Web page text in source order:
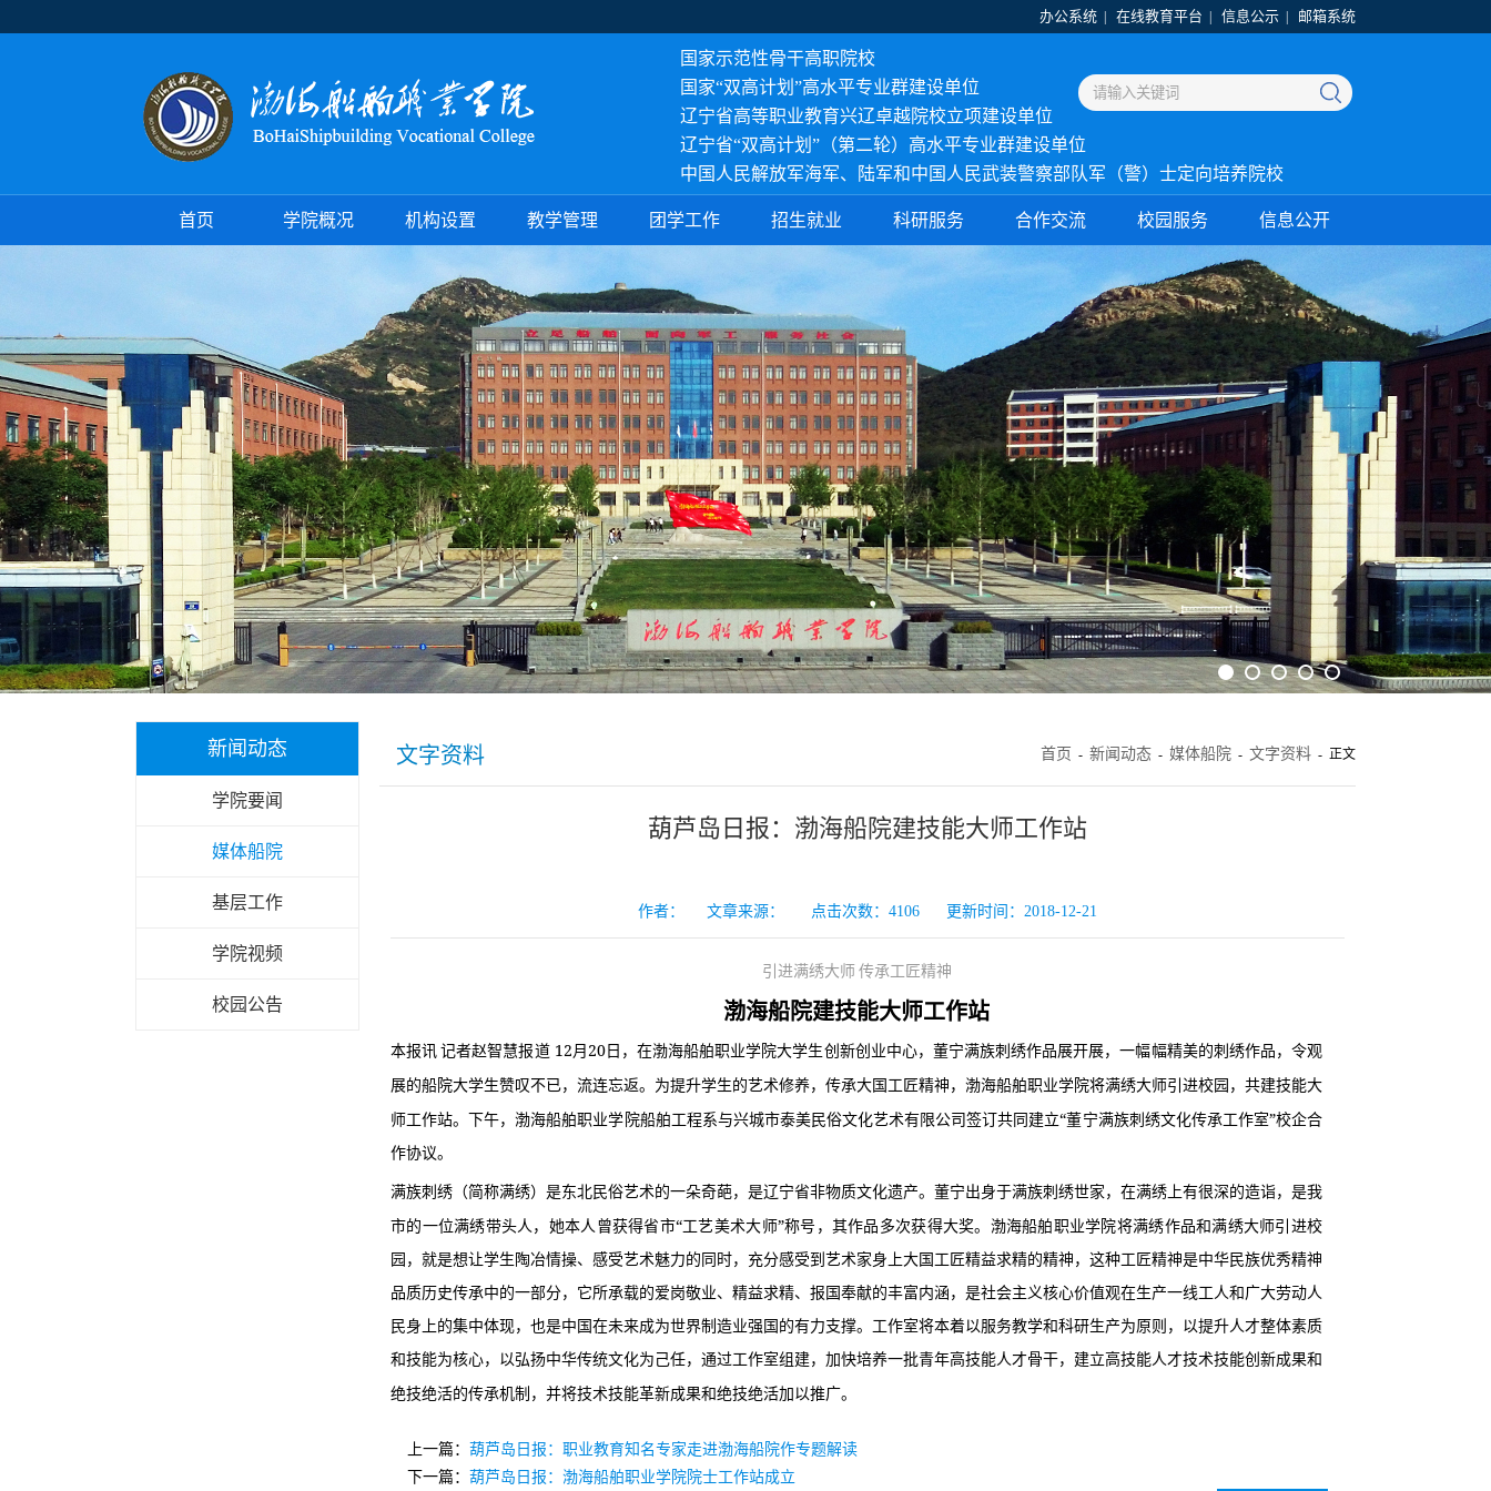
办公系统 在线教育平台 信息公示 邮箱系统
国家示范性骨干高职院校
国家“双高计划”高水平专业群建设单位
辽宁省高等职业教育兴辽卓越院校立项建设单位
辽宁省“双高计划”（第二轮）高水平专业群建设单位
中国人民解放军海军、陆军和中国人民武装警察部队军（警）士定向培养院校
首页 学院概况 机构设置 教学管理 团学工作 招生就业 科研服务 合作交流 校园服务 信息公开
新闻动态
学院要闻
媒体船院
基层工作
学院视频
校园公告
文字资料 首页 - 新闻动态 - 媒体船院 - 文字资料 - 正文
葫芦岛日报：渤海船院建技能大师工作站
作者： 文章来源： 点击次数： 4106 更新时间：2018-12-21
引进满绣大师 传承工匠精神
渤海船院建技能大师工作站
本报讯 记者赵智慧报道12月 20日，在渤海船舶职业学院大学生创新创业中心，董宁满族刺绣作品展开展，一幅幅精美的刺绣作品，令观
展的船院大学生赞叹不已，流连忘返。为提升学生的艺术修养，传承大国工匠精神，渤海船舶职业学院将满绣大师引进校园，共建技能大
师工作站。下午，渤海船舶职业学院船舶工程系与兴城市泰美民俗文化艺术有限公司签订共同建立“董宁满族刺绣文化传承工作室”校企合
作协议。
满族刺绣（简称满绣）是东北民俗艺术的一朵奇葩，是辽宁省非物质文化遗产。董宁出身于满族刺绣世家，在满绣上有很深的造诣，是我
市的一位满绣带头人，她本人曾获得省市“工艺美术大师”称号，其作品多次获得大奖。渤海船舶职业学院将满绣作品和满绣大师引进校
园，就是想让学生陶冶情操、感受艺术魅力的同时，充分感受到艺术家身上大国工匠精益求精的精神，这种工匠精神是中华民族优秀精神
品质历史传承中的一部分，它所承载的爱岗敬业、精益求精、报国奉献的丰富内涵，是社会主义核心价值观在生产一线工人和广大劳动人
民身上的集中体现，也是中国在未来成为世界制造业强国的有力支撑。工作室将本着以服务教学和科研生产为原则，以提升人才整体素质
和技能为核心，以弘扬中华传统文化为己任，通过工作室组建，加快培养一批青年高技能人才骨干，建立高技能人才技术技能创新成果和
绝技绝活的传承机制，并将技术技能革新成果和绝技绝活加以推广。
上一篇： 葫芦岛日报：职业教育知名专家走进渤海船院作专题解读
下一篇： 葫芦岛日报：渤海船舶职业学院院士工作站成立